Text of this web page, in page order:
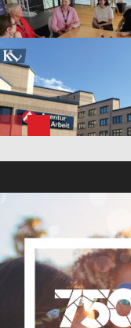
Bildung
FB News